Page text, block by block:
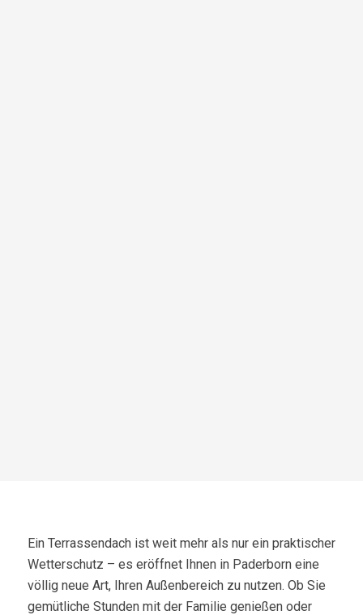
Ein Terrassendach ist weit mehr als nur ein praktischer
Wetterschutz – es eröffnet Ihnen in Paderborn eine
völlig neue Art, Ihren Außenbereich zu nutzen. Ob Sie
gemütliche Stunden mit der Familie genießen oder